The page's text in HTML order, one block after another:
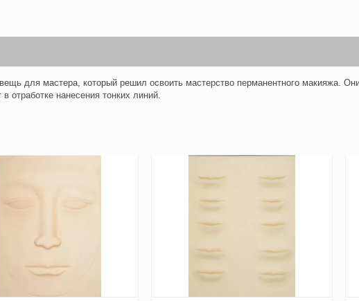
для мастера, который решил освоить мастерство перманентного макияжа.
отработке нанесения тонких линий.